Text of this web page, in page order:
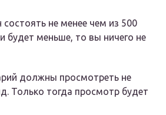
не менее чем из 500
будет меньше, то вы ничего не
должны просмотреть не
Только тогда просмотр будет